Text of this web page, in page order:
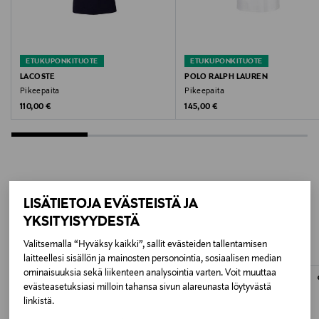
LISÄTIETOJA EVÄSTEISTÄ JA
YKSITYISYYDESTÄ
Valitsemalla “Hyväksy kaikki”, sallit evästeiden tallentamisen
laitteellesi sisällön ja mainosten personointia, sosiaalisen median
ominaisuuksia sekä liikenteen analysointia varten. Voit muuttaa
evästeasetuksiasi milloin tahansa sivun alareunasta löytyvästä
linkistä.
Turkki
Valmistajan tuotenumero
710666998
Valmistajan osoite
24 Route de la Galaise, CH - 1228 Plan-les-Ouates
Digitaalinen osoite
CustomerAssistance@RalphLauren.eu
ETUKUPONKITUOTE
LACOSTE
Pikeepaita
Original Price
110,00 €
ETUKUPONKITUOTE
POLO RALPH LAUREN
Pikeepaita
Original Price
145,00 €
LISÄÄ KIINNOSTAVIA
TUOTTEITA